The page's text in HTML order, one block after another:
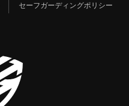
セーフガーディングポリシー